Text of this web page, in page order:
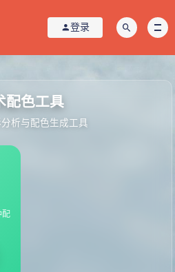
登录
配色工具
析与配色生成工具
配